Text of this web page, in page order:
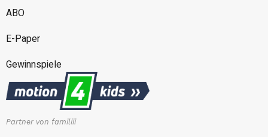
ABO
E-Paper
Gewinnspiele
Partner von familiii